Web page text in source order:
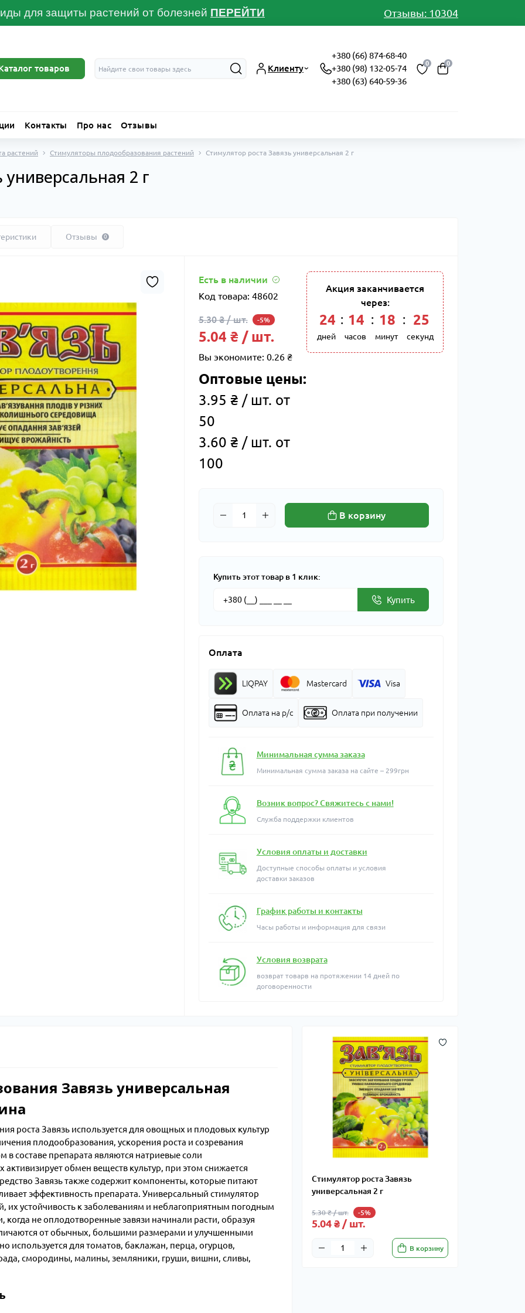
для защиты растений от болезней ПЕРЕЙТИ Отзывы: 10304
товаров Клиенту
+380 (66) 874-68-40
+380 (98) 132-05-74
+380 (63) 640-59-36
0 0
Контакты Про нас Отзывы
растений Стимуляторы плодообразования растений Стимулятор роста Завязь универсальная 2 г
2 г
Отзывы 0
Есть в наличии
Код товара: 48602
5.30 ₴ / шт. -5%
5.04 ₴ / шт.
Вы экономите: 0.26 ₴
Оптовые цены:
3.95 ₴ / шт. от
50
3.60 ₴ / шт. от
100
Акция заканчивается
через:
24
дней
: 14
часов
: 18
минут
: 24
секунд
В корзину
Купить этот товар в 1 клик:
Купить
Оплата
LIQPAY Mastercard Visa
Оплата на р/с Оплата при получении
Минимальная сумма заказа
Минимальная сумма заказа на сайте – 299грн
Возник вопрос? Свяжитесь с нами!
Служба поддержки клиентов
Условия оплаты и доставки
Доступные способы оплаты и условия
доставки заказов
График работы и контакты
Часы работы и информация для связи
Условия возврата
возврат товарв на протяжении 14 дней по
договоренности
Стимулятор роста Завязь
универсальная 2 г
5.30 ₴ / шт. -5%
5.04 ₴ / шт.
В корзину
Завязь универсальная
роста Завязь используется для овощных и плодовых культур
плодообразования, ускорения роста и созревания
составе препарата являются натриевые соли
обмен веществ культур, при этом снижается
Завязь также содержит компоненты, которые питают
эффективность препарата. Универсальный стимулятор
их устойчивость к заболеваниям и неблагоприятным погодным
не оплодотворенные завязи начинали расти, образуя
от обычных, большими размерами и улучшенными
используется для томатов, баклажан, перца, огурцов,
смородины, малины, земляники, груши, вишни, сливы,